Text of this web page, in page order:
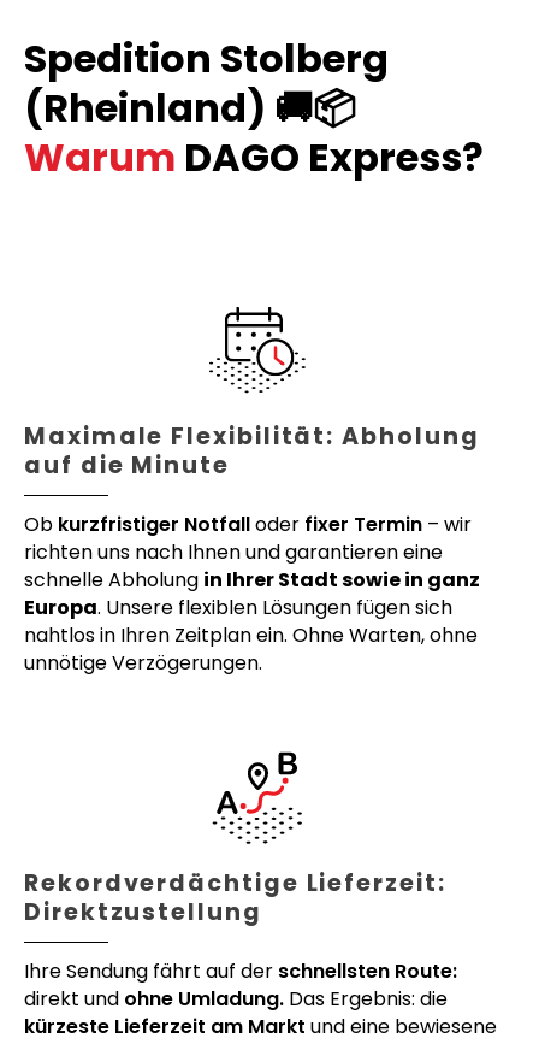
Spedition Stolberg
(Rheinland) 🚚📦
Warum DAGO Express?
Maximale Flexibilität: Abholung
auf die Minute
Ob kurzfristiger Notfalloder fixer Termin – wir
richten uns nach Ihnen und garantieren eine
schnelle Abholung in Ihrer Stadt sowie in ganz
Europa. Unsere flexiblen Lösungen fügen sich
nahtlos in Ihren Zeitplan ein. Ohne Warten, ohne
unnötige Verzögerungen.
Rekordverdächtige Lieferzeit:
Direktzustellung
Ihre Sendung fährt auf der schnellsten Route:
direkt und ohne Umladung. Das Ergebnis: die
kürzeste Lieferzeit am Markt und eine bewiesene